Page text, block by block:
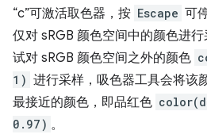
“c”可激活取色器，按 Escape 可
仅对 sRGB 颜色空间中的颜色进
试对 sRGB 颜色空间之外的颜色
1) 进行采样，吸色器工具会将该
最接近的颜色，即品红色
0.97) 。